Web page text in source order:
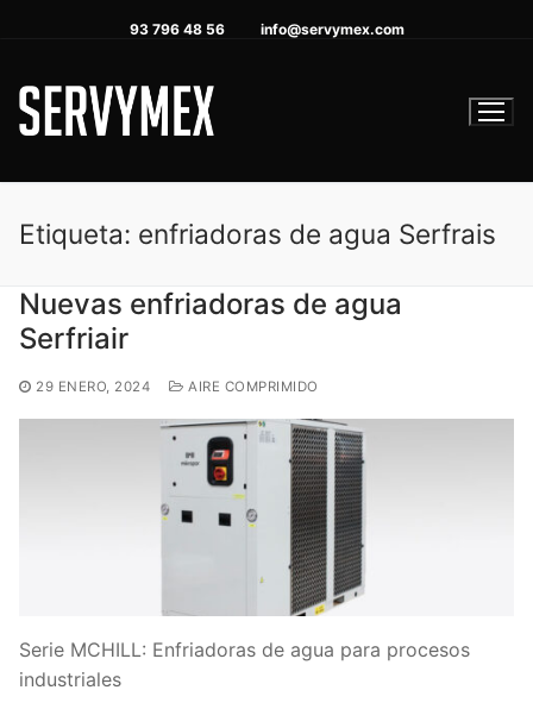
93 796 48 56 info@servymex.com
Etiqueta: enfriadoras de agua Serfrais
Nuevas enfriadoras de agua
Serfriair
29 ENERO, 2024 AIRE COMPRIMIDO
Serie MCHILL: Enfriadoras de agua para procesos
industriales